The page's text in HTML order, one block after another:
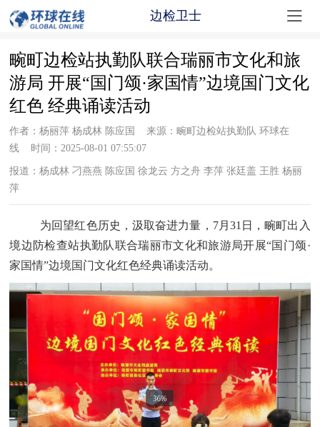
边检卫士 
畹町边检站执勤队联合瑞丽市文化和旅
游局 开展“国门颂·家国情”边境国门文化
红色 经典诵读活动
作者：杨丽萍 杨成林 陈应国 来源：畹町边检站执勤队 环球在
线 时间：2025-08-01 07:55:07
报道：杨成林 刁燕燕 陈应国 徐龙云 方之舟 李萍 张廷盖 王胜 杨丽
萍
为回望红色历史，汲取奋进力量， 7月 31 日，畹町出入
境边防检查站执勤队联合瑞丽市文化和旅游局开展“国门颂·
家国情”边境国门文化红色经典诵读活动。